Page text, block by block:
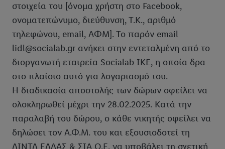
στοιχεία του [όνομα χρήστη στο Facebook,
ονοματεπώνυμο, διεύθυνση, Τ.Κ., αριθμό
τηλεφώνου, email, ΑΦΜ]. Το παρόν email
lidl@socialab.gr ανήκει στην εντεταλμένη από το
διοργανωτή εταιρεία Socialab IKE, η οποία δρα
στο πλαίσιο αυτό για λογαριασμό του.
H διαδικασία αποστολής των δώρων οφείλει να
ολοκληρωθεί μέχρι την 28.02.2025. Κατά την
παραλαβή του δώρου, ο κάθε νικητής οφείλει να
δηλώσει τον Α.Φ.Μ. του και εξουσιοδοτεί τη
ΛΙΝΤΛ ΕΛΛΑΣ & ΣΙΑ Ο.Ε. να υποβάλει τη σχετική